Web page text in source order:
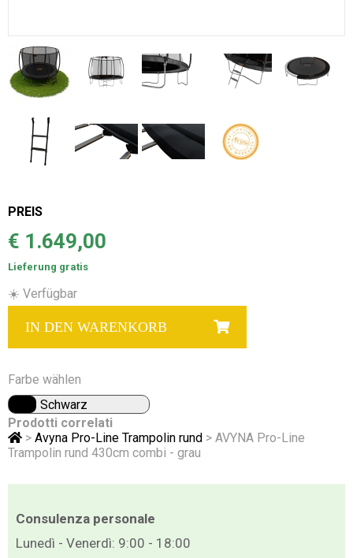
PREIS
€ 1.649,00
Lieferung gratis
☀️ Verfügbar
IN DEN WARENKORB
Farbe wählen
Schwarz
Prodotti correlati
> Avyna Pro-Line Trampolin rund > AVYNA Pro-Line
Trampolin rund 430cm combi - grau
Consulenza personale
Lunedì - Venerdì: 9:00 - 18:00